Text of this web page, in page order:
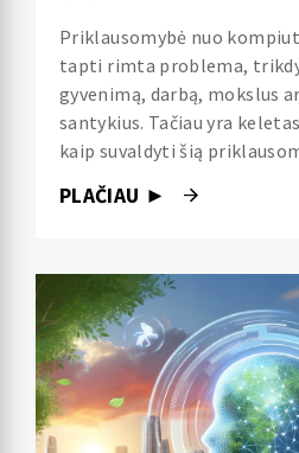
Priklausomybė nuo
tapti rimta problema,
gyvenimą, darbą, mokslus
santykius. Tačiau yra
kaip suvaldyti šią
PLAČIAU ►